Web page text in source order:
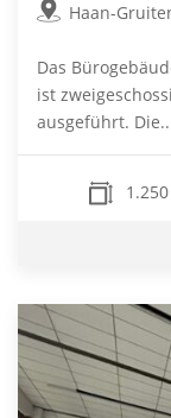
Haan-
Das
ist
ausgeführt.